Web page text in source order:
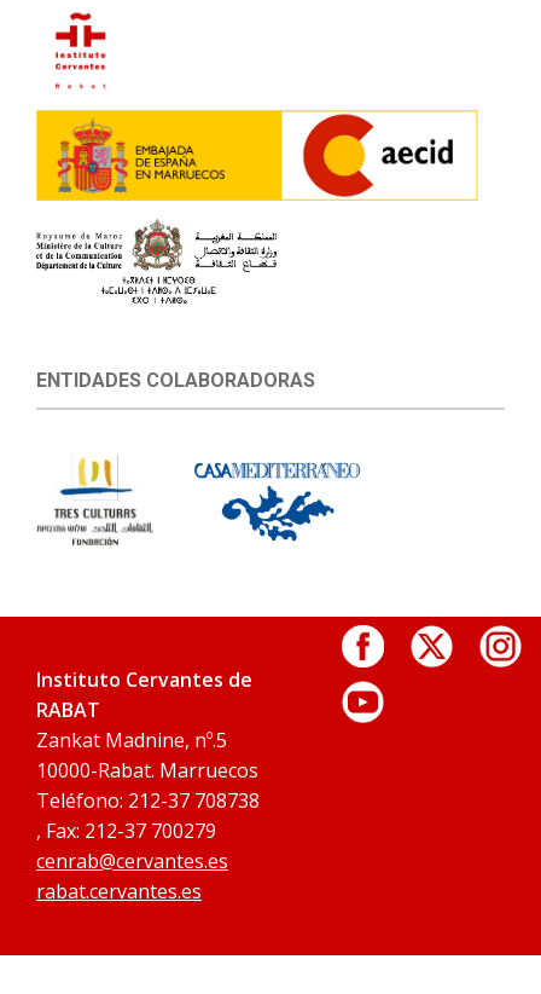
ENTIDADES COLABORADORAS
Instituto Cervantes de
RABAT
Zankat Madnine, nº.5
10000-Rabat. Marruecos
Teléfono: 212-37 708738
, Fax: 212-37 700279
cenrab@cervantes.es
rabat.cervantes.es